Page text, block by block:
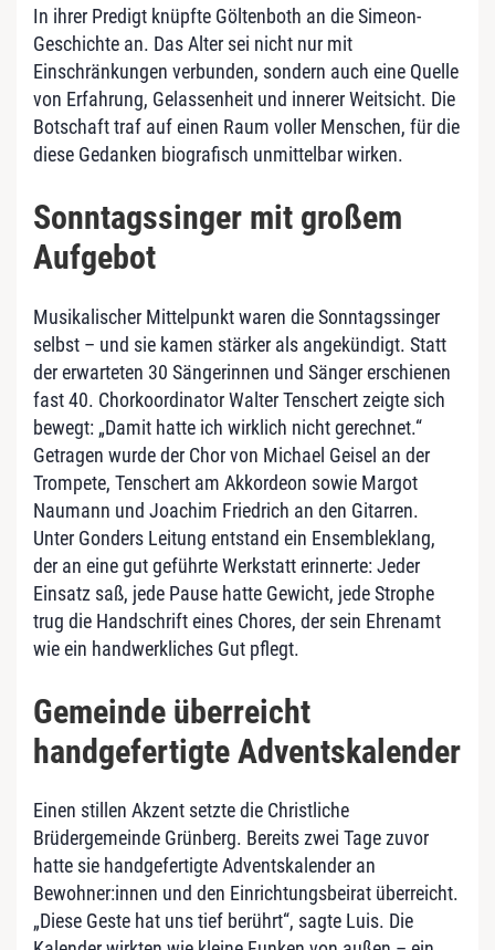
In ihrer Predigt knüpfte Göltenboth an die Simeon-
Geschichte an. Das Alter sei nicht nur mit
Einschränkungen verbunden, sondern auch eine Quelle
von Erfahrung, Gelassenheit und innerer Weitsicht. Die
Botschaft traf auf einen Raum voller Menschen, für die
diese Gedanken biografisch unmittelbar wirken.
Sonntagssinger mit großem
Aufgebot
Musikalischer Mittelpunkt waren die Sonntagssinger
selbst – und sie kamen stärker als angekündigt. Statt
der erwarteten 30 Sängerinnen und Sänger erschienen
fast 40. Chorkoordinator Walter Tenschert zeigte sich
bewegt: „Damit hatte ich wirklich nicht gerechnet.“
Getragen wurde der Chor von Michael Geisel an der
Trompete, Tenschert am Akkordeon sowie Margot
Naumann und Joachim Friedrich an den Gitarren.
Unter Gonders Leitung entstand ein Ensembleklang,
der an eine gut geführte Werkstatt erinnerte: Jeder
Einsatz saß, jede Pause hatte Gewicht, jede Strophe
trug die Handschrift eines Chores, der sein Ehrenamt
wie ein handwerkliches Gut pflegt.
Gemeinde überreicht
handgefertigte Adventskalender
Einen stillen Akzent setzte die Christliche
Brüdergemeinde Grünberg. Bereits zwei Tage zuvor
hatte sie handgefertigte Adventskalender an
Bewohner:innen und den Einrichtungsbeirat überreicht.
„Diese Geste hat uns tief berührt“, sagte Luis. Die